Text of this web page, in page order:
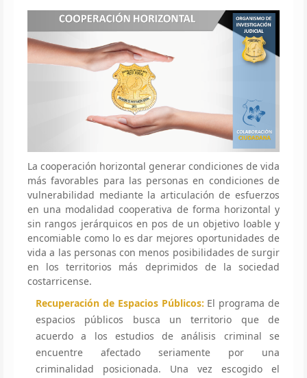
La cooperación horizontal generar condiciones de vida
más favorables para las personas en condiciones de
vulnerabilidad mediante la articulación de esfuerzos
en una modalidad cooperativa de forma horizontal y
sin rangos jerárquicos en pos de un objetivo loable y
encomiable como lo es dar mejores oportunidades de
vida a las personas con menos posibilidades de surgir
en los territorios más deprimidos de la sociedad
costarricense.
Recuperación de Espacios Públicos: El programa de
espacios públicos busca un territorio que de
acuerdo a los estudios de análisis criminal se
encuentre afectado seriamente por una
criminalidad posicionada. Una vez escogido el